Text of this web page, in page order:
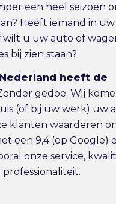
een heel seizoen
Heeft iemand in
wilt u uw auto of
bij zien staan?
heeft de
gedoe. Wij
(of bij uw werk) uw
klanten waarderen
een 9,4 (op Google)
onze service,